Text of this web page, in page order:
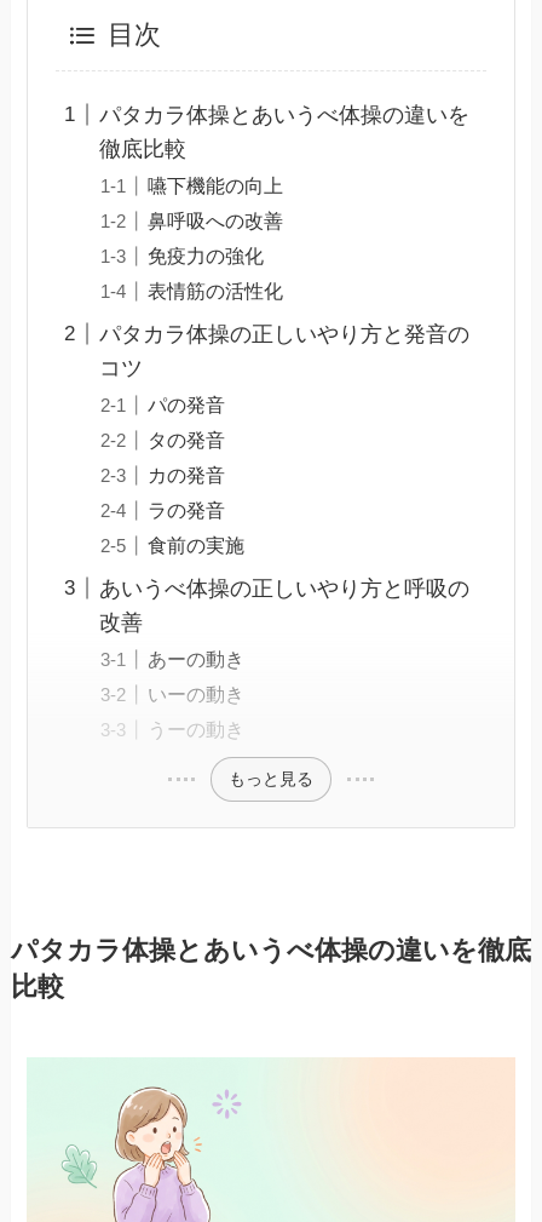
目次
パタカラ体操とあいうべ体操の違いを
徹底比較
嚥下機能の向上
鼻呼吸への改善
免疫力の強化
表情筋の活性化
パタカラ体操の正しいやり方と発音の
コツ
パの発音
タの発音
カの発音
ラの発音
食前の実施
あいうべ体操の正しいやり方と呼吸の
改善
あーの動き
いーの動き
うーの動き
もっと見る
パタカラ体操とあいうべ体操の違いを徹底
比較